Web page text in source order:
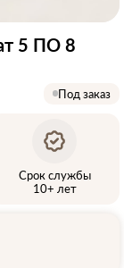
5 ПО 8
Под заказ
Срок службы
10+ лет